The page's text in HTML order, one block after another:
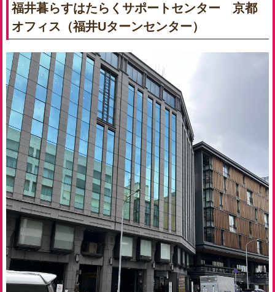
福井暮らすはたらくサポートセンター 京都
オフィス（福井Uターンセンター）